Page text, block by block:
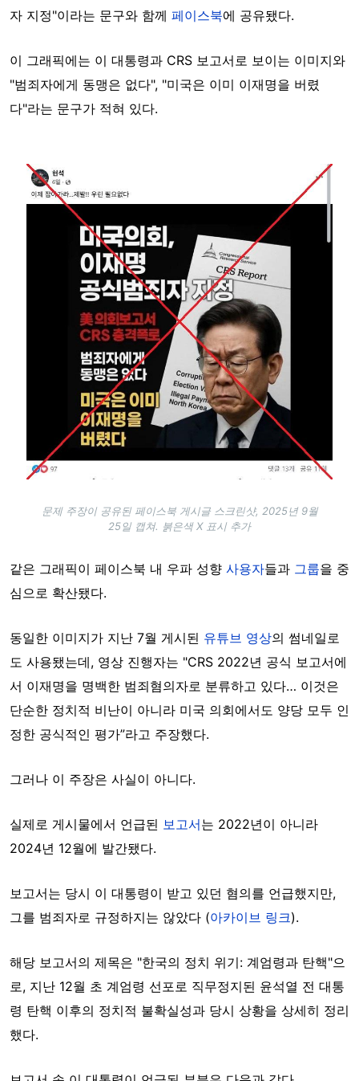
자 지정"이라는 문구와 함께 페이스북에 공유됐다.
이 그래픽에는 이 대통령과 CRS 보고서로 보이는 이미지와
"범죄자에게 동맹은 없다", "미국은 이미 이재명을 버렸
다"라는 문구가 적혀 있다.
Image
문제 주장이 공유된 페이스북 게시글 스크린샷, 2025년 9월
25일 캡쳐. 붉은색 X 표시 추가
같은 그래픽이 페이스북 내 우파 성향 사용자들과 그룹을 중
심으로 확산됐다.
동일한 이미지가 지난 7월 게시된 유튜브 영상의 썸네일로
도 사용됐는데, 영상 진행자는 "CRS 2022년 공식 보고서에
서 이재명을 명백한 범죄혐의자로 분류하고 있다… 이것은
단순한 정치적 비난이 아니라 미국 의회에서도 양당 모두 인
정한 공식적인 평가”라고 주장했다.
그러나 이 주장은 사실이 아니다.
실제로 게시물에서 언급된 보고서는 2022년이 아니라
2024년 12월에 발간됐다.
보고서는 당시 이 대통령이 받고 있던 혐의를 언급했지만,
그를 범죄자로 규정하지는 않았다 (아카이브 링크).
해당 보고서의 제목은 "한국의 정치 위기: 계엄령과 탄핵"으
로, 지난 12월 초 계엄령 선포로 직무정지된 윤석열 전 대통
령 탄핵 이후의 정치적 불확실성과 당시 상황을 상세히 정리
했다.